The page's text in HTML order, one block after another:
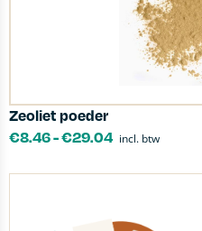
Zeoliet poeder
€8.46-€29.04 incl. btw